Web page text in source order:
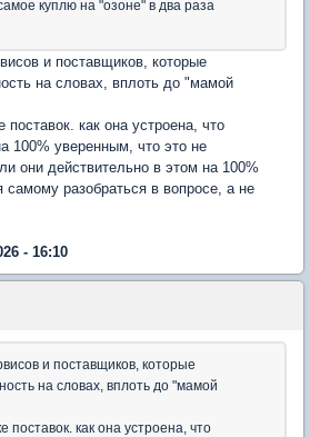
куплю на "озоне" в два раза
и поставщиков, которые
на словах, вплоть до "мамой
поставок. как она устроена, что
100% уверенным, что это не
они действительно в этом на 100%
разобраться в вопросе, а не
- 16:10
и поставщиков, которые
на словах, вплоть до "мамой
поставок. как она устроена, что